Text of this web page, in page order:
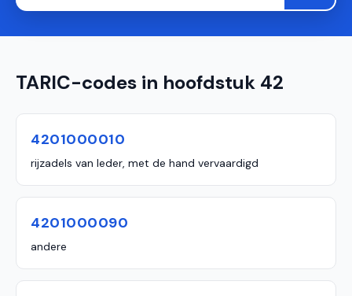
TARIC-codes in hoofdstuk 42
4201000010
rijzadels van leder, met de hand vervaardigd
4201000090
andere